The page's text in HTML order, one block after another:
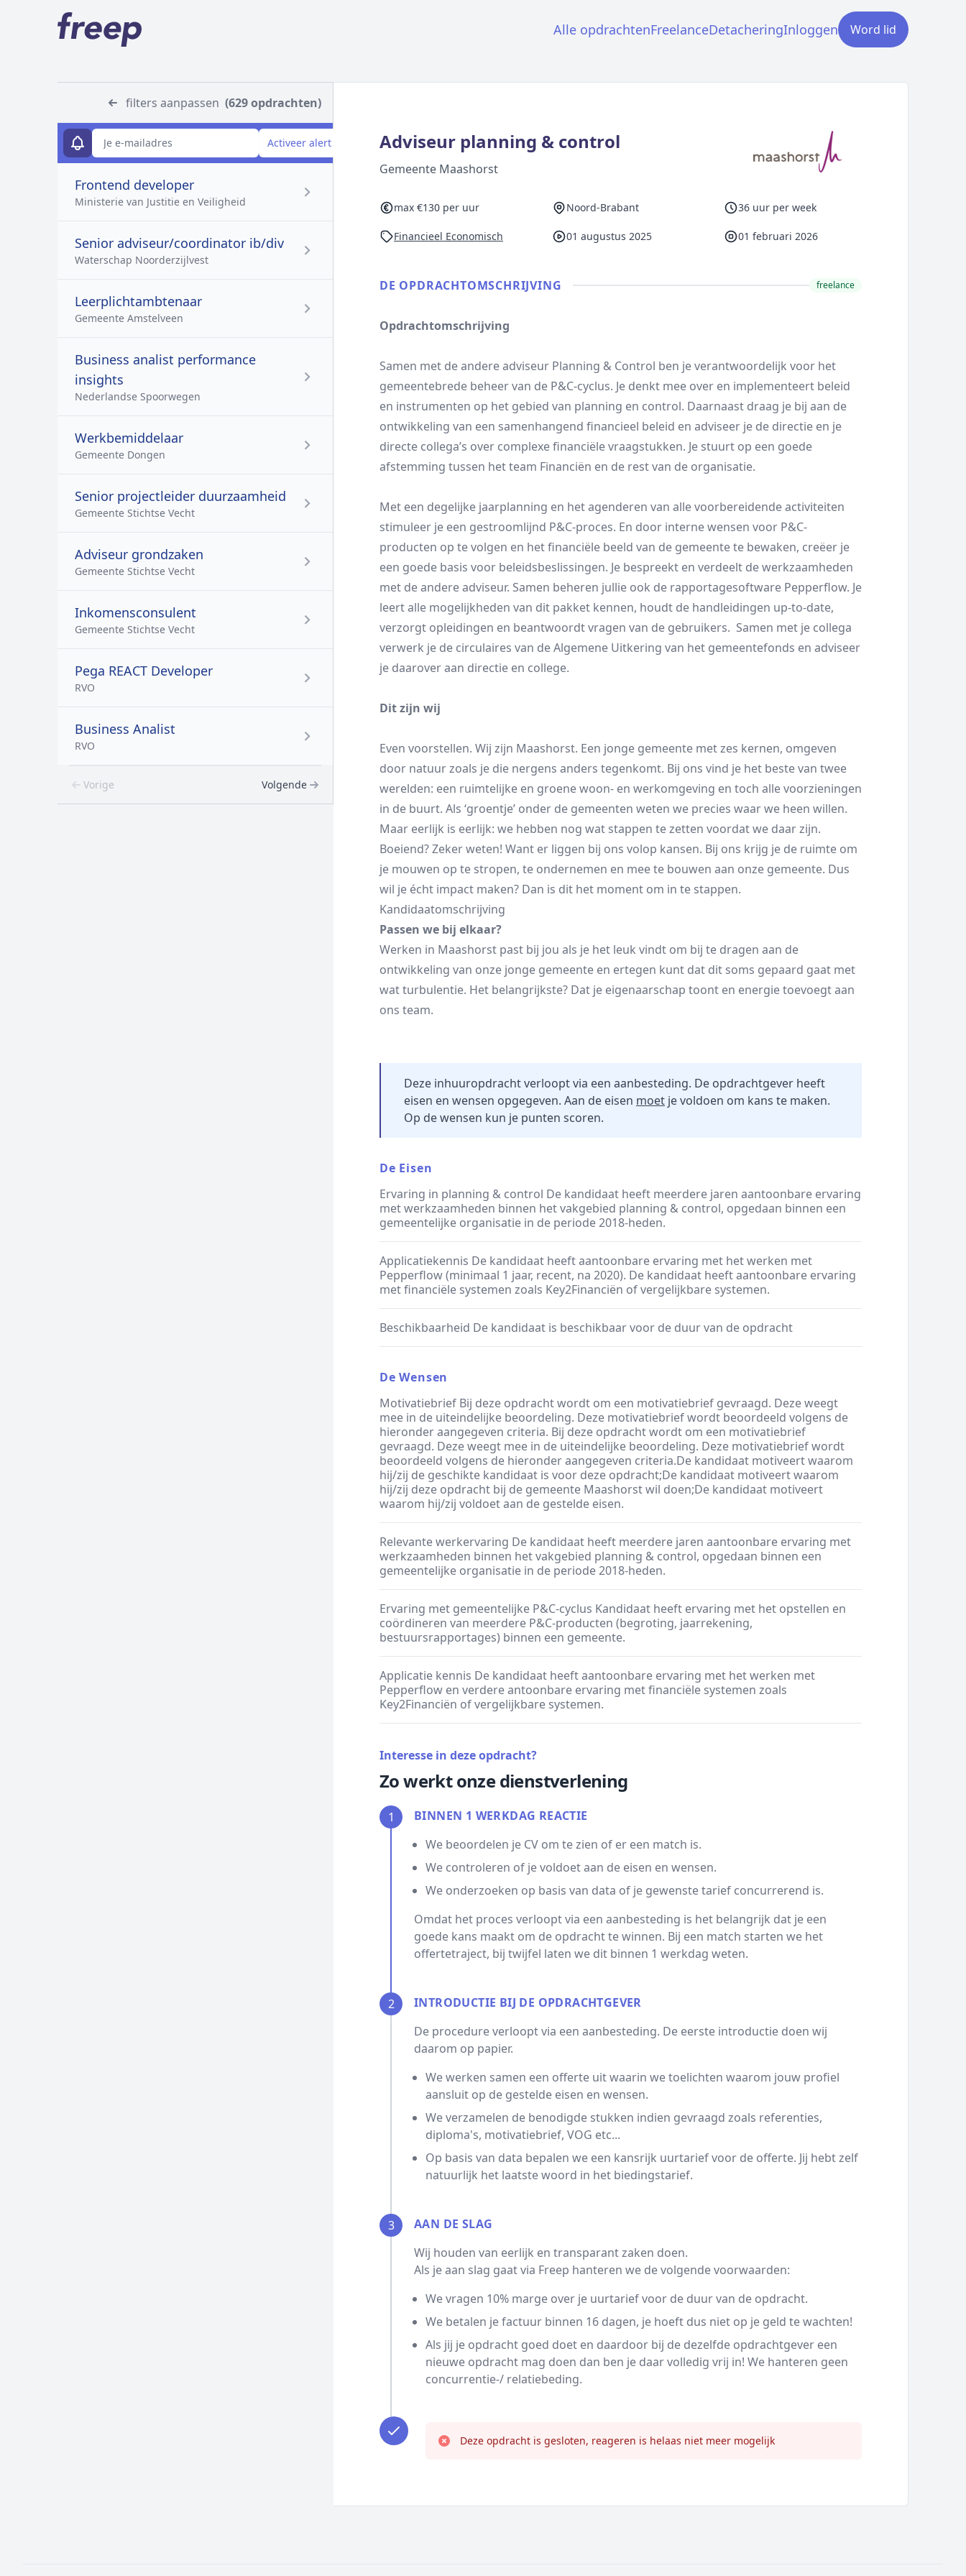
Alle opdrachtenFreelanceDetacheringInloggen Word lid
filters aanpassen (629 opdrachten)
E-mailadres
Activeer alert
Frontend developer
Ministerie van Justitie en Veiligheid
Senior adviseur/coordinator ib/div
Waterschap Noorderzijlvest
Leerplichtambtenaar
Gemeente Amstelveen
Business analist performance
insights
Nederlandse Spoorwegen
Werkbemiddelaar
Gemeente Dongen
Senior projectleider duurzaamheid
Gemeente Stichtse Vecht
Adviseur grondzaken
Gemeente Stichtse Vecht
Inkomensconsulent
Gemeente Stichtse Vecht
Pega REACT Developer
RVO
Business Analist
RVO
Vorige Volgende
Adviseur planning & control
Gemeente Maashorst
max €130 per uur Noord-Brabant 36 uur per week
Financieel Economisch 01 augustus 2025 01 februari 2026
DE OPDRACHT­OMSCHRIJVING freelance
Opdrachtomschrijving
Samen met de andere adviseur Planning & Control ben je verantwoordelijk voor het
gemeentebrede beheer van de P&C-cyclus. Je denkt mee over en implementeert beleid
en instrumenten op het gebied van planning en control. Daarnaast draag je bij aan de
ontwikkeling van een samenhangend financieel beleid en adviseer je de directie en je
directe collega’s over complexe financiële vraagstukken. Je stuurt op een goede
afstemming tussen het team Financiën en de rest van de organisatie.
Met een degelijke jaarplanning en het agenderen van alle voorbereidende activiteiten
stimuleer je een gestroomlijnd P&C-proces. En door interne wensen voor P&C-
producten op te volgen en het financiële beeld van de gemeente te bewaken, creëer je
een goede basis voor beleidsbeslissingen. Je bespreekt en verdeelt de werkzaamheden
met de andere adviseur. Samen beheren jullie ook de rapportagesoftware Pepperflow. Je
leert alle mogelijkheden van dit pakket kennen, houdt de handleidingen up-to-date,
verzorgt opleidingen en beantwoordt vragen van de gebruikers. Samen met je collega
verwerk je de circulaires van de Algemene Uitkering van het gemeentefonds en adviseer
je daarover aan directie en college.
Dit zijn wij
Even voorstellen. Wij zijn Maashorst. Een jonge gemeente met zes kernen, omgeven
door natuur zoals je die nergens anders tegenkomt. Bij ons vind je het beste van twee
werelden: een ruimtelijke en groene woon- en werkomgeving en toch alle voorzieningen
in de buurt. Als ‘groentje’ onder de gemeenten weten we precies waar we heen willen.
Maar eerlijk is eerlijk: we hebben nog wat stappen te zetten voordat we daar zijn.
Boeiend? Zeker weten! Want er liggen bij ons volop kansen. Bij ons krijg je de ruimte om
je mouwen op te stropen, te ondernemen en mee te bouwen aan onze gemeente. Dus
wil je écht impact maken? Dan is dit het moment om in te stappen.
Kandidaatomschrijving
Passen we bij elkaar?
Werken in Maashorst past bij jou als je het leuk vindt om bij te dragen aan de
ontwikkeling van onze jonge gemeente en ertegen kunt dat dit soms gepaard gaat met
wat turbulentie. Het belangrijkste? Dat je eigenaarschap toont en energie toevoegt aan
ons team.
Deze inhuuropdracht verloopt via een aanbesteding. De opdrachtgever heeft
eisen en wensen opgegeven. Aan de eisen moet je voldoen om kans te maken.
Op de wensen kun je punten scoren.
De Eisen
Ervaring in planning & control De kandidaat heeft meerdere jaren aantoonbare ervaring
met werkzaamheden binnen het vakgebied planning & control, opgedaan binnen een
gemeentelijke organisatie in de periode 2018-heden.
Applicatiekennis De kandidaat heeft aantoonbare ervaring met het werken met
Pepperflow (minimaal 1 jaar, recent, na 2020). De kandidaat heeft aantoonbare ervaring
met financiële systemen zoals Key2Financiën of vergelijkbare systemen.
Beschikbaarheid De kandidaat is beschikbaar voor de duur van de opdracht
De Wensen
Motivatiebrief Bij deze opdracht wordt om een motivatiebrief gevraagd. Deze weegt
mee in de uiteindelijke beoordeling. Deze motivatiebrief wordt beoordeeld volgens de
hieronder aangegeven criteria. Bij deze opdracht wordt om een motivatiebrief
gevraagd. Deze weegt mee in de uiteindelijke beoordeling. Deze motivatiebrief wordt
beoordeeld volgens de hieronder aangegeven criteria.De kandidaat motiveert waarom
hij/zij de geschikte kandidaat is voor deze opdracht;De kandidaat motiveert waarom
hij/zij deze opdracht bij de gemeente Maashorst wil doen;De kandidaat motiveert
waarom hij/zij voldoet aan de gestelde eisen.
Relevante werkervaring De kandidaat heeft meerdere jaren aantoonbare ervaring met
werkzaamheden binnen het vakgebied planning & control, opgedaan binnen een
gemeentelijke organisatie in de periode 2018-heden.
Ervaring met gemeentelijke P&C-cyclus Kandidaat heeft ervaring met het opstellen en
coördineren van meerdere P&C-producten (begroting, jaarrekening,
bestuursrapportages) binnen een gemeente.
Applicatie kennis De kandidaat heeft aantoonbare ervaring met het werken met
Pepperflow en verdere antoonbare ervaring met financiële systemen zoals
Key2Financiën of vergelijkbare systemen.
Interesse in deze opdracht?
Zo werkt onze dienstverlening
1
BINNEN 1 WERKDAG REACTIE
We beoordelen je CV om te zien of er een match is.
We controleren of je voldoet aan de eisen en wensen.
We onderzoeken op basis van data of je gewenste tarief concurrerend is.
Omdat het proces verloopt via een aanbesteding is het belangrijk dat je een
goede kans maakt om de opdracht te winnen. Bij een match starten we het
offertetraject, bij twijfel laten we dit binnen 1 werkdag weten.
2
INTRODUCTIE BIJ DE OPDRACHTGEVER
De procedure verloopt via een aanbesteding. De eerste introductie doen wij
daarom op papier.
We werken samen een offerte uit waarin we toelichten waarom jouw profiel
aansluit op de gestelde eisen en wensen.
We verzamelen de benodigde stukken indien gevraagd zoals referenties,
diploma's, motivatiebrief, VOG etc...
Op basis van data bepalen we een kansrijk uurtarief voor de offerte. Jij hebt zelf
natuurlijk het laatste woord in het biedingstarief.
3
AAN DE SLAG
Wij houden van eerlijk en transparant zaken doen.
Als je aan slag gaat via Freep hanteren we de volgende voorwaarden:
We vragen 10% marge over je uurtarief voor de duur van de opdracht.
We betalen je factuur binnen 16 dagen, je hoeft dus niet op je geld te wachten!
Als jij je opdracht goed doet en daardoor bij de dezelfde opdrachtgever een
nieuwe opdracht mag doen dan ben je daar volledig vrij in! We hanteren geen
concurrentie-/ relatiebeding.
Deze opdracht is gesloten, reageren is helaas niet meer mogelijk